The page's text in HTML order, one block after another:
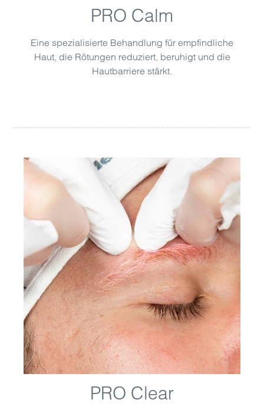
PRO Calm
Eine spezialisierte Behandlung für empfindliche
Haut, die Rötungen reduziert, beruhigt und die
Hautbarriere stärkt.
PRO Clear